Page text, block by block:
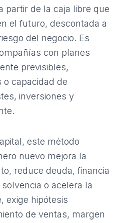
partir de la caja libre que
el futuro, descontada a
del negocio. Es
con planes
previsibles,
o capacidad de
inversiones y
este método
nuevo mejora la
reduce deuda, financia
o acelera la
exige hipótesis
de ventas, margen